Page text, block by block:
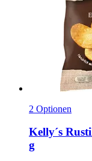
2 Optionen
Kelly´s
g